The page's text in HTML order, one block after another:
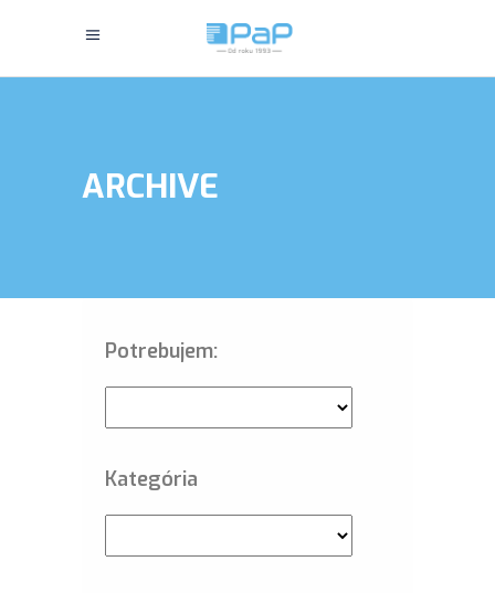
ARCHIVE
Potrebujem:
Kategória